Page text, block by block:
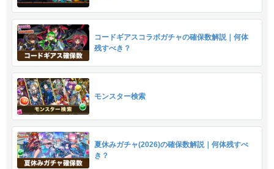
コードギアスコラボガチャの確保数解説｜何体
残すべき？
モンスター検索
夏休みガチャ(2026)の確保数解説｜何体残すべ
き？